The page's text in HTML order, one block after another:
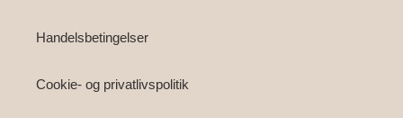
Handelsbetingelser
Cookie- og privatlivspolitik